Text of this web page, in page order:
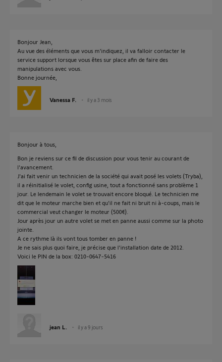
Bonjour Jean,
Au vue des éléments que vous m'indiquez, il va falloir contacter le
service support lorsque vous êtes sur place afin de faire des
manipulations avec vous.
Bonne journée,
Vanessa F. il y a 3 mois
Bonjour à tous,
Bon je reviens sur ce fil de discussion pour vous tenir au courant de
l'avancement.
J'ai fait venir un technicien de la société qui avait posé les volets (Tryba),
il a réinitialisé le volet, config usine, tout a fonctionné sans problème 1
jour. Le lendemain le volet se trouvait encore bloqué. Le technicien me
dit que le moteur marche bien et qu'il ne fait ni bruit ni à-coups, mais le
commercial veut changer le moteur (500€).
Jour après jour un autre volet se met en panne aussi comme sur la photo
jointe.
A ce rythme là ils vont tous tomber en panne !
Je ne sais plus quoi faire, je précise que l'installation date de 2012.
Voici le PIN de la box: 0210-0647-5416
jean L. il y a 9 jours